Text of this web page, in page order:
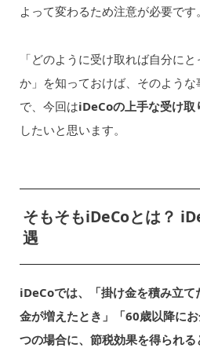
よって変わるため注意が必要です。
「どのように受け取れば自分に
か」を知っておけば、そのような
で、今回はiDeCoの上手な受け取
したいと思います。
そもそもiDeCoとは？
遇
iDeCoでは、「掛け金を積み立
金が増えたとき」「60歳以降に
つの場合に、節税効果を得られる